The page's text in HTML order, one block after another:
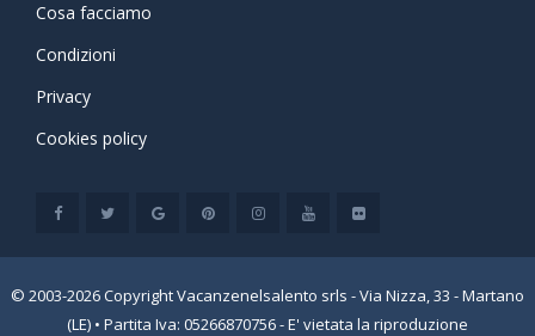
Cosa facciamo
Condizioni
Privacy
Cookies policy
© 2003-2026 Copyright Vacanzenelsalento srls - Via Nizza, 33 - Martano
(LE) • Partita Iva: 05266870756 - E' vietata la riproduzione